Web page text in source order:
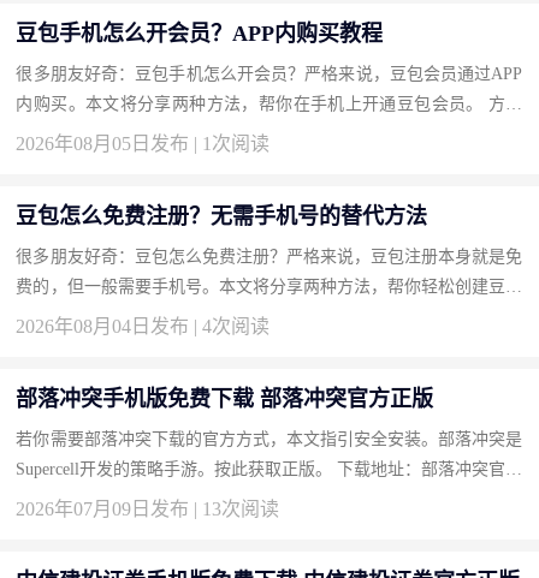
豆包手机怎么开会员？APP内购买教程
很多朋友好奇：豆包手机怎么开会员？严格来说，豆包会员通过APP
内购买。本文将分享两种方法，帮你在手机上开通豆包会员。 方法
2026年08月05日发布 | 1次阅读
豆包怎么免费注册？无需手机号的替代方法
很多朋友好奇：豆包怎么免费注册？严格来说，豆包注册本身就是免
费的，但一般需要手机号。本文将分享两种方法，帮你轻松创建豆包
账号而不用额外付费。 方法一：使用邮箱注册（推荐） 部分版本...
2026年08月04日发布 | 4次阅读
部落冲突手机版免费下载 部落冲突官方正版
若你需要部落冲突下载的官方方式，本文指引安全安装。部落冲突是
Supercell开发的策略手游。按此获取正版。 下载地址：部落冲突官方
下载 为什么选择部落冲突？ 经典策略：建村庄、造兵、掠夺。...
2026年07月09日发布 | 13次阅读